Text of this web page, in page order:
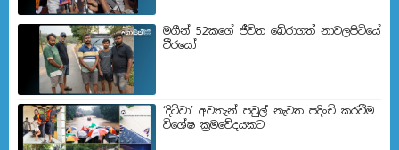
මගීන් 52කගේ ජීවිත බේරා­ගත් නාව­ල­පි­ටියේ
වීරයෝ
‘දිට්වා’ අවතැන් පවුල් නැවත පදිංචි කරවීම
විශේෂ ක්‍රමවේදයකට